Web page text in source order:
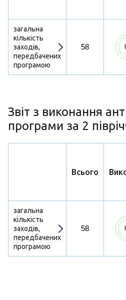
загальна
кількість
заходів,
передбачених
програмою
58
Звіт з виконання
програми за 2
Всього
загальна
кількість
заходів,
передбачених
програмою
58